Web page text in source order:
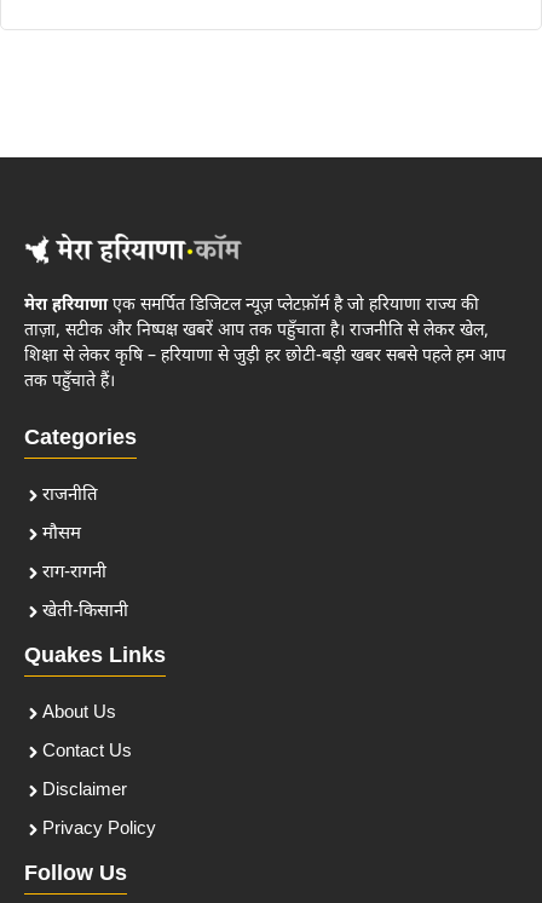
मेरा हरियाणाएक समर्पित डिजिटल न्यूज़ प्लेटफ़ॉर्म है जो हरियाणा राज्य की
ताज़ा, सटीक और निष्पक्ष खबरें आप तक पहुँचाता है। राजनीति से लेकर खेल,
शिक्षा से लेकर कृषि – हरियाणा से जुड़ी हर छोटी-बड़ी खबर सबसे पहले हम आप
तक पहुँचाते हैं।
Categories
राजनीति
मौसम
राग-रागनी
खेती-किसानी
Quakes Links
About Us
Contact Us
Disclaimer
Privacy Policy
Follow Us